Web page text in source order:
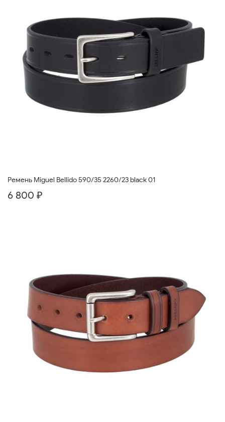
Ремень Miguel Bellido 590/35 2260/23 black 01
6 800 ₽